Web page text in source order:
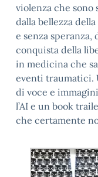
violenza che
dalla bellezza
e senza speranza,
conquista della
in medicina che
eventi traumatici.
di voce e
l’AI e un book
che certamente